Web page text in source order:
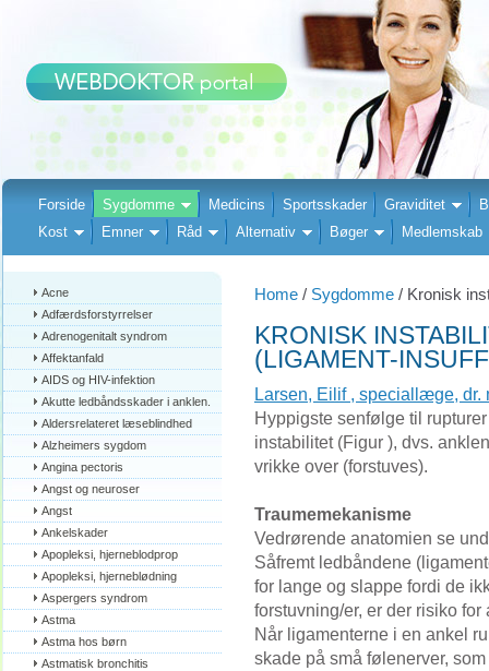
Forside Sygdomme Medicins Sportsskader Graviditet
Kost
Emner Råd Alternativ Bøger Medlemskab
Acne
Adfærdsforstyrrelser
Adrenogenitalt syndrom
Affektanfald
AIDS og HIV-infektion
Akutte ledbåndsskader i anklen.
Aldersrelateret læseblindhed
Alzheimers sygdom
Angina pectoris
Angst og neuroser
Angst
Ankelskader
Apopleksi, hjerneblodprop
Apopleksi, hjerneblødning
Aspergers syndrom
Astma
Astma hos børn
Astmatisk bronchitis
Home / Sygdomme / Kronisk
KRONISK
(LIGAMENT-
Larsen, Eilif , speciallæge, dr.
Hyppigste senfølge til
instabilitet (Figur ), dvs.
vrikke over (forstuves).
Traumemekanisme
Vedrørende anatomien se
Såfremt ledbåndene
for lange og slappe fordi de
forstuvning/er, er der risiko
Når ligamenterne i en ankel
skade på små følenerver,